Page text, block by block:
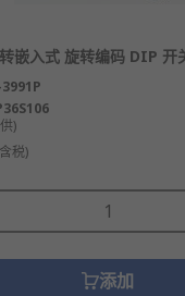
试和故障排查。
机械结构耐磨损，无
期固定参数的场景。
生产工艺成熟，相比智
更高。
或自动调整，需手动操
限制。
限，通常适用于低电
大功率场景。
嵌入式 旋转编码 DIP 开
)
税)
添加